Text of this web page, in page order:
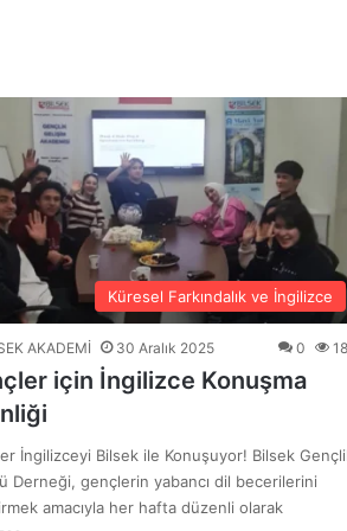
10 Haziran 2026
BİLSEK Türk Sanat Müziği Korosu
4 Haziran 2026
“Sevda ve Nostalji Yolculuğu”
18 Mayıs 2026
YÜREKLER ŞİİRLE BULUŞTU
6 Mayıs 2026
Küresel Farkındalık ve İngilizce
AKADEMİ 30 Aralık 2025 0
için İngilizce Konuşma
İngilizceyi Bilsek ile Konuşuyor! Bilsek
Derneği, gençlerin yabancı dil becerilerini
amacıyla her hafta düzenli olarak